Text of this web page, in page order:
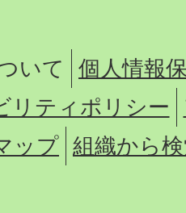
いて
個人情報
リティポリシー
ップ 組織から